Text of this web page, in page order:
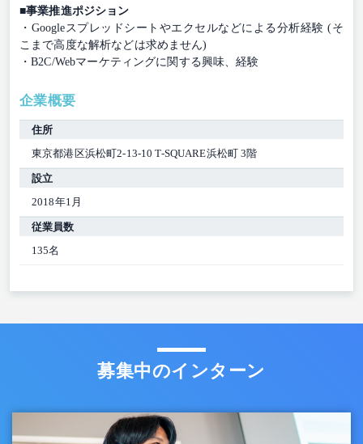
■事業推進ポジション
・Googleスプレッドシートやエクセルなどによる分析経験 (そ
こまで高度な解析などは求めません)
・B2C/Webマーケティングに関する興味、経験
企業概要
住所
東京都港区浜松町2-13-10 T-SQUARE浜松町 3階
設立
2018年1月
従業員数
135名
募集中のインターン